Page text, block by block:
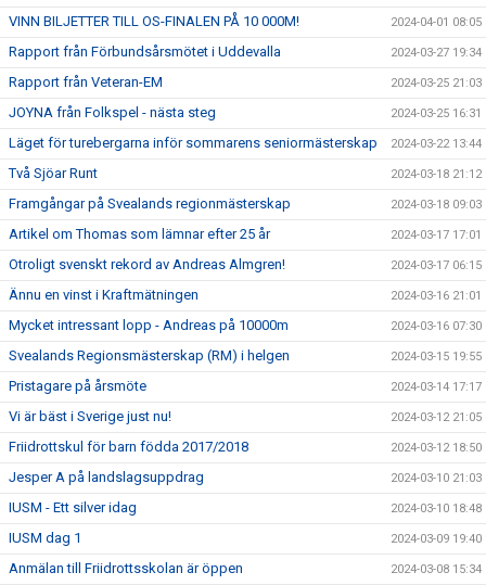
VINN BILJETTER TILL OS-FINALEN PÅ 10 000M! 2024-04-01 08:05
Rapport från Förbundsårsmötet i Uddevalla 2024-03-27 19:34
Rapport från Veteran-EM 2024-03-25 21:03
JOYNA från Folkspel - nästa steg 2024-03-25 16:31
Läget för turebergarna inför sommarens seniormästerskap 2024-03-22 13:44
Två Sjöar Runt 2024-03-18 21:12
Framgångar på Svealands regionmästerskap 2024-03-18 09:03
Artikel om Thomas som lämnar efter 25 år 2024-03-17 17:01
Otroligt svenskt rekord av Andreas Almgren! 2024-03-17 06:15
Ännu en vinst i Kraftmätningen 2024-03-16 21:01
Mycket intressant lopp - Andreas på 10000m 2024-03-16 07:30
Svealands Regionsmästerskap (RM) i helgen 2024-03-15 19:55
Pristagare på årsmöte 2024-03-14 17:17
Vi är bäst i Sverige just nu! 2024-03-12 21:05
Friidrottskul för barn födda 2017/2018 2024-03-12 18:50
Jesper A på landslagsuppdrag 2024-03-10 21:03
IUSM - Ett silver idag 2024-03-10 18:48
IUSM dag 1 2024-03-09 19:40
Anmälan till Friidrottsskolan är öppen 2024-03-08 15:34